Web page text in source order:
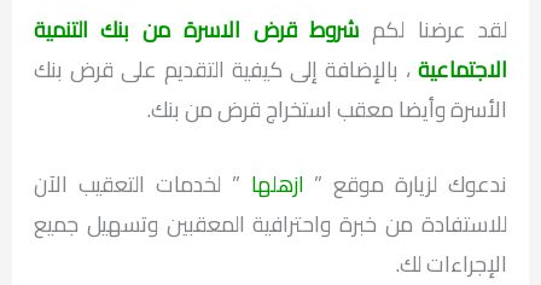
لقد عرضنا لكم شروط قرض الاسرة من بنك التنمية
الاجتماعية، بالإضافة إلى كيفية التقديم على قرض بنك
الأسرة وأيضا معقب استخراج قرض من بنك.
ندعوك لزيارة موقع ” ازهلها ” لخدمات التعقيب الآن
للاستفادة من خبرة واحترافية المعقبين وتسهيل جميع
الإجراءات لك.